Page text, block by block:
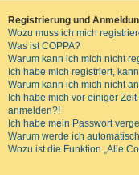
Registrierung und
Wozu muss ich mich
Was ist COPPA?
Warum kann ich mich nicht
Ich habe mich registriert,
Warum kann ich mich nicht
Ich habe mich vor einiger
anmelden?!
Ich habe mein Passwort
Warum werde ich
Wozu ist die Funktion „Alle